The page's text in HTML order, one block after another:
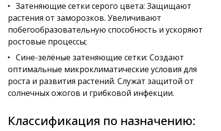
Затеняющие сетки серого цвета: Защищают
растения от заморозков. Увеличивают
побегообразовательную способность и ускоряют
ростовые процессы;
Сине-зелёные затеняющие сетки: Создают
оптимальные микроклиматические условия для
роста и развития растений. Служат защитой от
солнечных ожогов и грибковой инфекции.
Классификация по назначению: